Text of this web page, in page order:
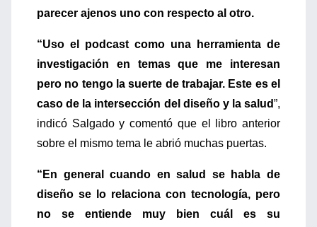
parecer ajenos uno con respecto al otro.
“Uso el podcast como una herramienta de
investigación en temas que me interesan
pero no tengo la suerte de trabajar. Este es el
caso de la intersección del diseño y la salud”,
indicó Salgado y comentó que el libro anterior
sobre el mismo tema le abrió muchas puertas.
“En general cuando en salud se habla de
diseño se lo relaciona con tecnología, pero
no se entiende muy bien cuál es su